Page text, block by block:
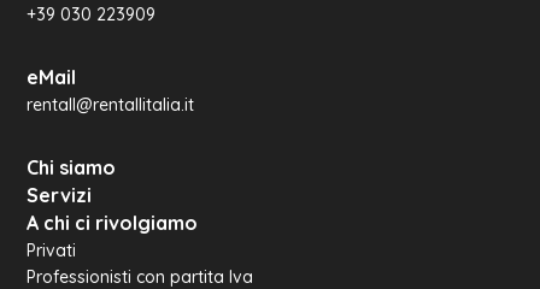
+39 030 223909
eMail
rentall@rentallitalia.it
Chi siamo
Servizi
A chi ci rivolgiamo
Privati
Professionisti con partita Iva